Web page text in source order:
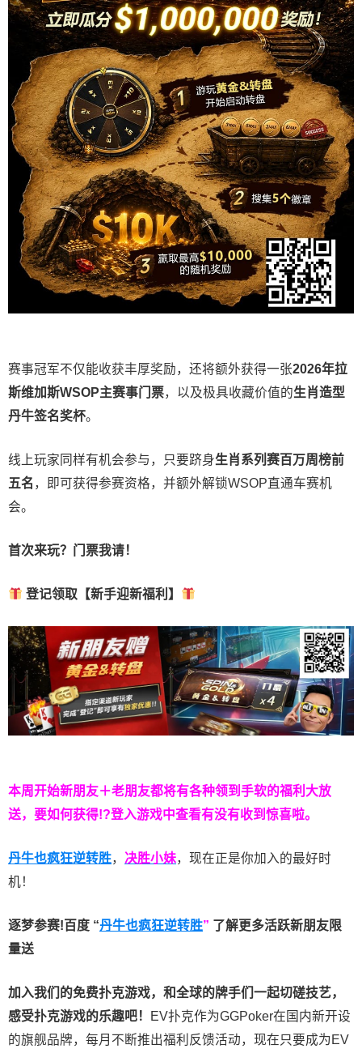
赛事冠军不仅能收获丰厚奖励，还将额外获得一张2026年拉
斯维加斯WSOP主赛事门票，以及极具收藏价值的生肖造型
丹牛签名奖杯。
线上玩家同样有机会参与，只要跻身生肖系列赛百万周榜前
五名 ，即可获得参赛资格，并额外解锁WSOP直通车赛机
会。
首次来玩？门票我请！
登记领取【新手迎新福利】
本周开始新朋友＋老朋友都将有各种领到手软的福利大放
送，要如何获得!?登入游戏中查看有没有收到惊喜啦。
丹牛也疯狂逆转胜， 决胜小妹，现在正是你加入的最好时
机！
逐梦参赛!百度 “丹牛也疯狂逆转胜” 了解更多活跃新朋友限
量送
加入我们的免费扑克游戏，和全球的牌手们一起切磋技艺，
感受扑克游戏的乐趣吧！
EV扑克作为GGPoker在国内新开设
的旗舰品牌，每月不断推出福利反馈活动，现在只要成为EV